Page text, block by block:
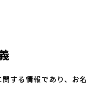
する情報であり、お